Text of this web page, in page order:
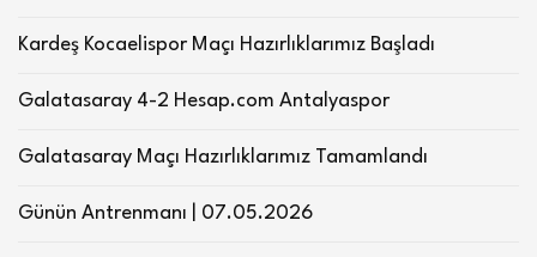
Kardeş Kocaelispor Maçı Hazırlıklarımız Başladı
Galatasaray 4-2 Hesap.com Antalyaspor
Galatasaray Maçı Hazırlıklarımız Tamamlandı
Günün Antrenmanı | 07.05.2026